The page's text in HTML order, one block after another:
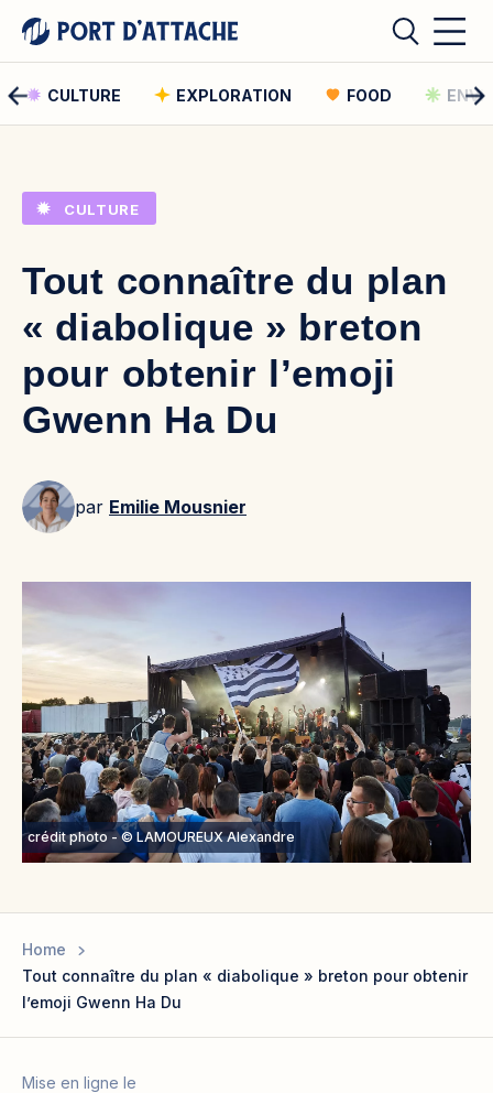
CULTURE EXPLORATION FOOD
Comment pouvons-nous vous aider ?
Rechercher
CULTURE
Tout connaître du plan
« diabolique » breton
pour obtenir l’emoji
Gwenn Ha Du
par Emilie Mousnier
crédit photo - © LAMOUREUX Alexandre
Home
Tout connaître du plan « diabolique » breton pour obtenir
l’emoji Gwenn Ha Du
Mise en ligne le